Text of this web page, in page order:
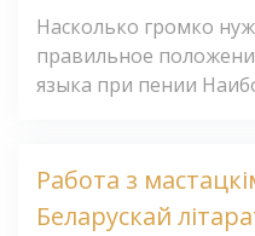
Насколько громко
правильное
языка при пении
Работа з
Беларускай